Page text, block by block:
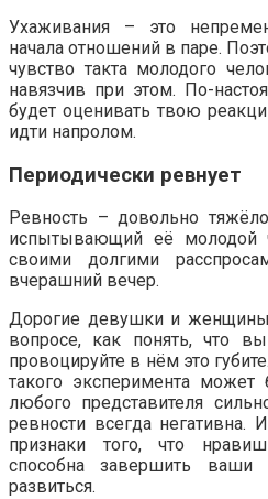
Ухаживания – это
начала отношений в паре.
чувство такта молодого
навязчив при этом. По-
будет оценивать твою
идти напролом.
Периодически ревнует
Ревность – довольно
испытывающий её молодой
своими долгими
вчерашний вечер.
Дорогие девушки и женщины,
вопросе, как понять, что
провоцируйте в нём это
такого эксперимента
любого представителя
ревности всегда
признаки того, что
способна завершить
развиться.